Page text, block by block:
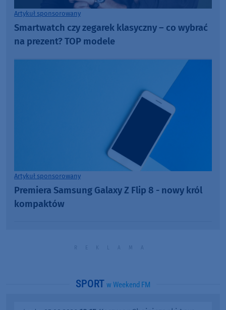
Artykuł sponsorowany
Smartwatch czy zegarek klasyczny – co wybrać
na prezent? TOP modele
Artykuł sponsorowany
Premiera Samsung Galaxy Z Flip 8 - nowy król
kompaktów
SPORT w Weekend FM